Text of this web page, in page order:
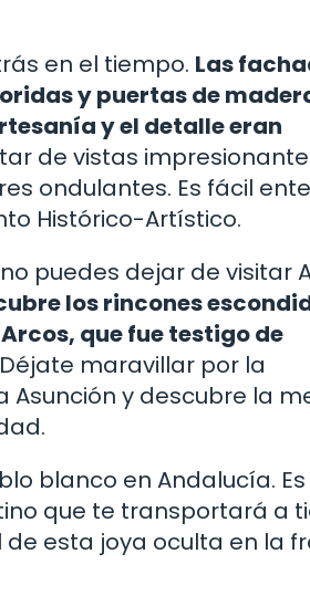
en el tiempo. Las
y puertas de
y el detalle eran
de vistas
ondulantes. Es fácil
Histórico-Artístico.
puedes dejar de visitar
los rincones
que fue testigo de
Déjate maravillar por la
y descubre la
blanco en Andalucía. Es
que te transportará a
esta joya oculta en la